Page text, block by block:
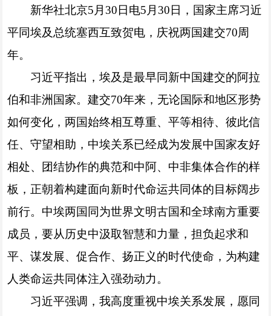
新华社北京5月30日电5月30日，国家主席习近
平同埃及总统塞西互致贺电，庆祝两国建交70周
年。
习近平指出，埃及是最早同新中国建交的阿拉
伯和非洲国家。建交70年来，无论国际和地区形势
如何变化，两国始终相互尊重、平等相待、彼此信
任、守望相助，中埃关系已经成为发展中国家友好
相处、团结协作的典范和中阿、中非集体合作的样
板，正朝着构建面向新时代命运共同体的目标阔步
前行。中埃两国同为世界文明古国和全球南方重要
成员，要从历史中汲取智慧和力量，担负起求和
平、谋发展、促合作、扬正义的时代使命，为构建
人类命运共同体注入强劲动力。
习近平强调，我高度重视中埃关系发展，愿同